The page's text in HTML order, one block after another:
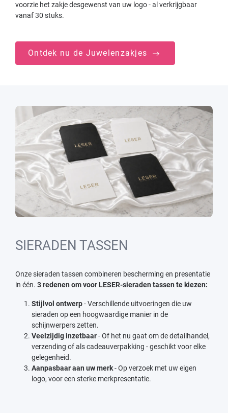
voorzie het zakje desgewenst van uw logo - al verkrijgbaar
vanaf 30 stuks.
Ontdek nu de Juwelenzakjes
SIERADEN TASSEN
Onze sieraden tassen combineren bescherming en presentatie
in één. 3 redenen om voor LESER-sieraden tassen te kiezen:
Stijlvol ontwerp- Verschillende uitvoeringen die uw
sieraden op een hoogwaardige manier in de
schijnwerpers zetten.
Veelzijdig inzetbaar- Of het nu gaat om de detailhandel,
verzending of als cadeauverpakking - geschikt voor elke
gelegenheid.
Aanpasbaar aan uw merk- Op verzoek met uw eigen
logo, voor een sterke merkpresentatie.